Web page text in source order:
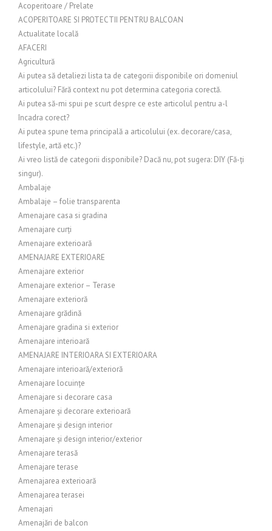
Acoperitoare / Prelate
ACOPERITOARE SI PROTECTII PENTRU BALCOAN
Actualitate locală
AFACERI
Agricultură
Ai putea să detaliezi lista ta de categorii disponibile ori domeniul
articolului? Fără context nu pot determina categoria corectă.
Ai putea să-mi spui pe scurt despre ce este articolul pentru a-l
încadra corect?
Ai putea spune tema principală a articolului (ex. decorare/casa,
lifestyle, artă etc.)?
Ai vreo listă de categorii disponibile? Dacă nu, pot sugera: DIY (Fă-ți
singur).
Ambalaje
Ambalaje – folie transparenta
Amenajare casa si gradina
Amenajare curți
Amenajare exterioară
AMENAJARE EXTERIOARE
Amenajare exterior
Amenajare exterior – Terase
Amenajare exterioră
Amenajare grădină
Amenajare gradina si exterior
Amenajare interioară
AMENAJARE INTERIOARA SI EXTERIOARA
Amenajare interioară/exterioră
Amenajare locuințe
Amenajare si decorare casa
Amenajare și decorare exterioară
Amenajare și design interior
Amenajare și design interior/exterior
Amenajare terasă
Amenajare terase
Amenajarea exterioară
Amenajarea terasei
Amenajari
Amenajări de balcon